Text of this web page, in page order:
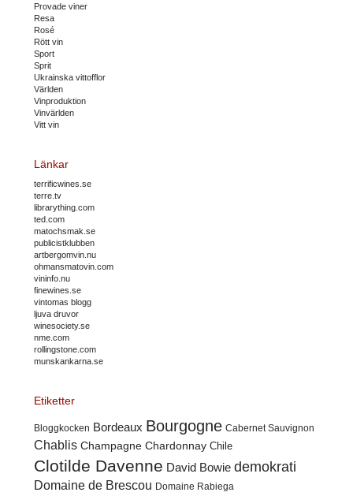
Provade viner
Resa
Rosé
Rött vin
Sport
Sprit
Ukrainska vittofflor
Världen
Vinproduktion
Vinvärlden
Vitt vin
Länkar
terrificwines.se
terre.tv
librarything.com
ted.com
matochsmak.se
publicistklubben
artbergomvin.nu
ohmansmatovin.com
vininfo.nu
finewines.se
vintomas blogg
ljuva druvor
winesociety.se
nme.com
rollingstone.com
munskankarna.se
Etiketter
Bloggkocken Bordeaux Bourgogne Cabernet Sauvignon
Chablis Champagne Chardonnay Chile
Clotilde Davenne David Bowie demokrati
Domaine de Brescou Domaine Rabiega